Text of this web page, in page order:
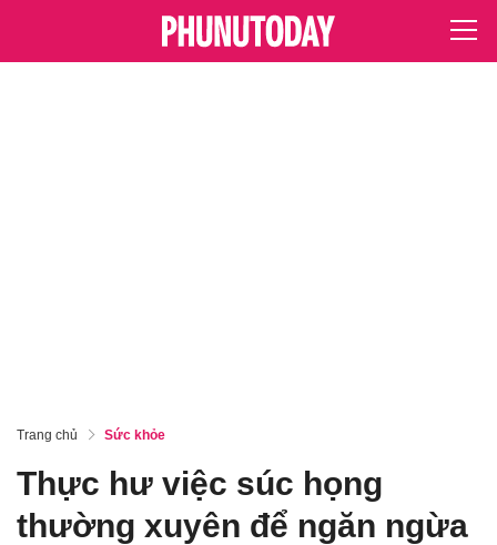
Trang chủ Sức khỏe
Thực hư việc súc họng
thường xuyên để ngăn ngừa